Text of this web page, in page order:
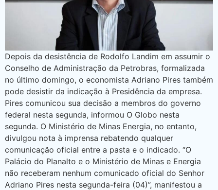
Depois da desistência de Rodolfo Landim em assumir o
Conselho de Administração da Petrobras, formalizada
no último domingo, o economista Adriano Pires também
pode desistir da indicação à Presidência da empresa.
Pires comunicou sua decisão a membros do governo
federal nesta segunda, informou O Globo nesta
segunda. O Ministério de Minas Energia, no entanto,
divulgou nota à imprensa rebatendo qualquer
comunicação oficial entre a pasta e o indicado. “O
Palácio do Planalto e o Ministério de Minas e Energia
não receberam nenhum comunicado oficial do Senhor
Adriano Pires nesta segunda-feira (04)”, manifestou a